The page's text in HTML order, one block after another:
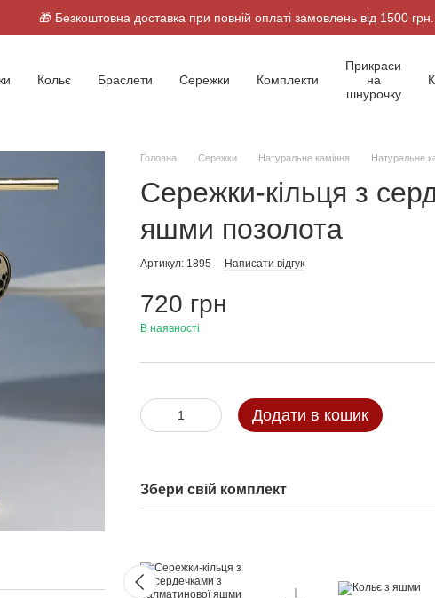
🎁 Безкоштовна доставка при повній оплаті замовлень від 1500 грн.
Кольє Браслети Сережки Комплекти
Прикраси
на
шнурочку
Головна Сережки Натуральне каміння Натуральне
Сережки-кільця з
яшми позолота
Артикул: 1895 Написати відгук
720 грн
В наявності
Додати в кошик
Збери свій комплект